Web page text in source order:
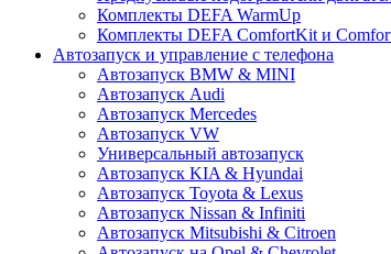
Комплекты DEFA WarmUp
Комплекты DEFA ComfortKit и
Автозапуск и управление с телефона
Автозапуск BMW & MINI
Автозапуск Audi
Автозапуск Mercedes
Автозапуск VW
Универсальный автозапуск
Автозапуск KIA & Hyundai
Автозапуск Toyota & Lexus
Автозапуск Nissan & Infiniti
Автозапуск Mitsubishi & Citroen